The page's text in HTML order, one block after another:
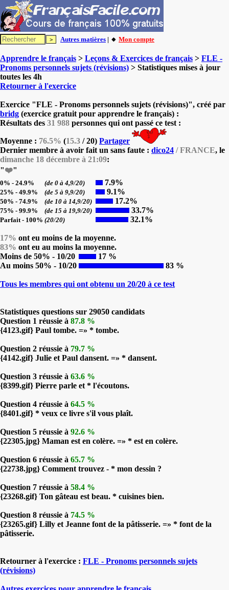
Autres matières | 🔸 Mon compte
Apprendre le français > Leçons & Exercices de français > FLE -
Pronoms personnels sujets (révisions) > Statistiques mises à jour
toutes les 4h
Retourner à l'exercice
Exercice "FLE - Pronoms personnels sujets (révisions)", créé par
bridg (exercice gratuit pour apprendre le français) :
Résultats des 31 988 personnes qui ont passé ce test :
Moyenne : 76.5% (15.3 / 20) Partager
Dernier membre à avoir fait un sans faute : dico24 / FRANCE, le
dimanche 18 décembre à 21:09:
"❤️"
0% - 24.9% (de 0 à 4,9/20) 7.9%
25% - 49.9% (de 5 à 9,9/20) 9.1%
50% - 74.9% (de 10 à 14,9/20) 17.2%
75% - 99.9% (de 15 à 19,9/20) 33.7%
Parfait - 100% (20/20) 32.1%
17% ont eu moins de la moyenne.
83% ont eu au moins la moyenne.
Moins de 50% - 10/20
17 %
Au moins 50% - 10/20
83 %
Tous les membres qui ont obtenu un 20/20 à ce test
Statistiques questions sur 29050 candidats
Question 1 réussie à 87.8 %
{4123.gif} Paul tombe. =» * tombe.
Question 2 réussie à 79.7 %
{4142.gif} Julie et Paul dansent. =» * dansent.
Question 3 réussie à 63.6 %
{8399.gif} Pierre parle et * l'écoutons.
Question 4 réussie à 64.5 %
{8401.gif} * veux ce livre s'il vous plaît.
Question 5 réussie à 92.6 %
{22305.jpg} Maman est en colère. =» * est en colère.
Question 6 réussie à 65.7 %
{22738.jpg} Comment trouvez - * mon dessin ?
Question 7 réussie à 58.4 %
{23268.gif} Ton gâteau est beau. * cuisines bien.
Question 8 réussie à 74.5 %
{23265.gif} Lilly et Jeanne font de la pâtisserie. =» * font de la
pâtisserie.
Retourner à l'exercice : FLE - Pronoms personnels sujets
(révisions)